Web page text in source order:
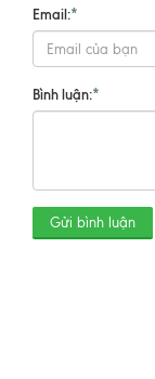
Email:*
Bình luận:*
Gửi bình luận